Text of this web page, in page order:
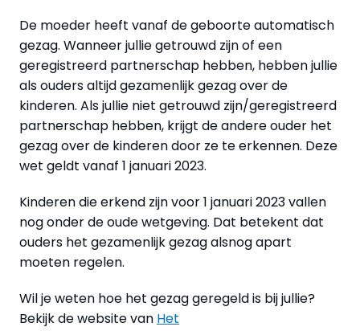
De moeder heeft vanaf de geboorte automatisch
gezag. Wanneer jullie getrouwd zijn of een
geregistreerd partnerschap hebben, hebben jullie
als ouders altijd gezamenlijk gezag over de
kinderen. Als jullie niet getrouwd zijn/geregistreerd
partnerschap hebben, krijgt de andere ouder het
gezag over de kinderen door ze te erkennen. Deze
wet geldt vanaf 1 januari 2023.
Kinderen die erkend zijn voor 1 januari 2023 vallen
nog onder de oude wetgeving. Dat betekent dat
ouders het gezamenlijk gezag alsnog apart
moeten regelen.
Wil je weten hoe het gezag geregeld is bij jullie?
Bekijk de website van Het